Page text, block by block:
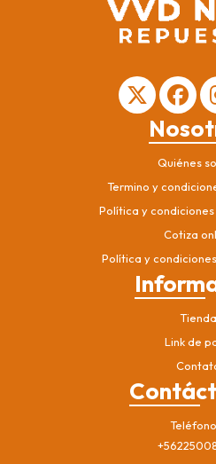
Quiénes
Termino y
Política y
Cotiza
Política y
Tienda
Link de